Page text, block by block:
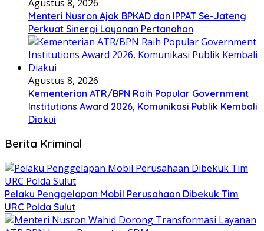
Agustus 8, 2026
Menteri Nusron Ajak BPKAD dan IPPAT Se-Jateng
Perkuat Sinergi Layanan Pertanahan
Agustus 8, 2026
Kementerian ATR/BPN Raih Popular Government
Institutions Award 2026, Komunikasi Publik Kembali
Diakui
Berita Kriminal
​Pelaku Penggelapan Mobil Perusahaan Dibekuk Tim
URC Polda Sulut